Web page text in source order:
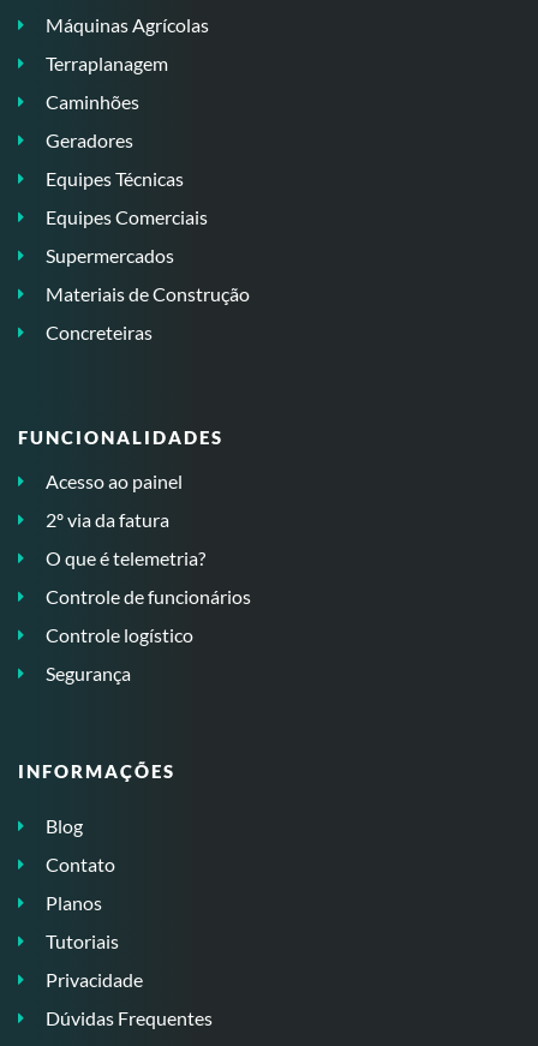
Máquinas Agrícolas
Terraplanagem
Caminhões
Geradores
Equipes Técnicas
Equipes Comerciais
Supermercados
Materiais de Construção
Concreteiras
FUNCIONALIDADES
Acesso ao painel
2º via da fatura
O que é telemetria?
Controle de funcionários
Controle logístico
Segurança
INFORMAÇÕES
Blog
Contato
Planos
Tutoriais
Privacidade
Dúvidas Frequentes